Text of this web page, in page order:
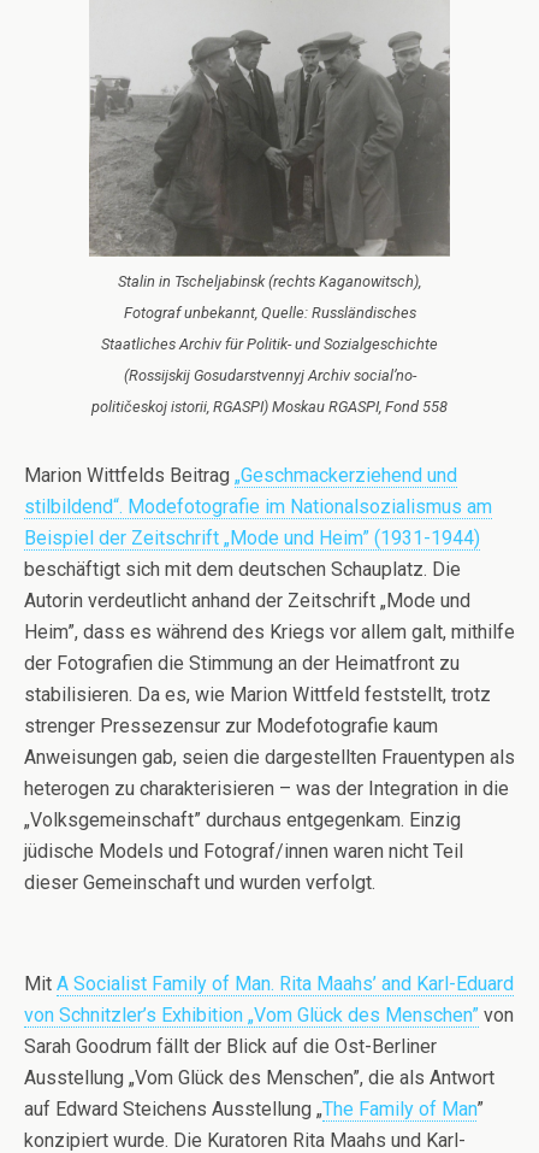
Stalin in Tscheljabinsk (rechts Kaganowitsch),
Fotograf unbekannt, Quelle: Russländisches
Staatliches Archiv für Politik- und Sozialgeschichte
(Rossijskij Gosudarstvennyj Archiv social’no-
političeskoj istorii, RGASPI) Moskau RGASPI, Fond 558
Marion Wittfelds Beitrag „Geschmackerziehend und
stilbildend“. Modefotografie im Nationalsozialismus am
Beispiel der Zeitschrift „Mode und Heim” (1931-1944)
beschäftigt sich mit dem deutschen Schauplatz. Die
Autorin verdeutlicht anhand der Zeitschrift „Mode und
Heim”, dass es während des Kriegs vor allem galt, mithilfe
der Fotografien die Stimmung an der Heimatfront zu
stabilisieren. Da es, wie Marion Wittfeld feststellt, trotz
strenger Pressezensur zur Modefotografie kaum
Anweisungen gab, seien die dargestellten Frauentypen als
heterogen zu charakterisieren – was der Integration in die
„Volksgemeinschaft” durchaus entgegenkam. Einzig
jüdische Models und Fotograf/innen waren nicht Teil
dieser Gemeinschaft und wurden verfolgt.
Mit A Socialist Family of Man. Rita Maahs’ and Karl-Eduard
von Schnitzler’s Exhibition „Vom Glück des Menschen” von
Sarah Goodrum fällt der Blick auf die Ost-Berliner
Ausstellung „Vom Glück des Menschen”, die als Antwort
auf Edward Steichens Ausstellung „The Family of Man”
konzipiert wurde. Die Kuratoren Rita Maahs und Karl-